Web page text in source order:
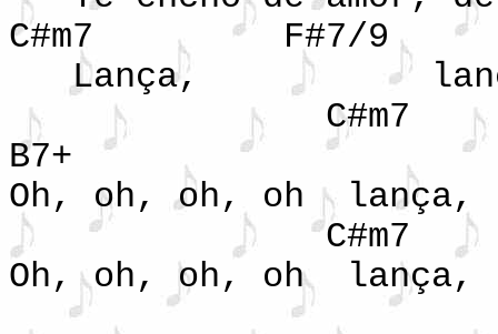
C#m7 F#7/
Lança, lança
C#m7
B7+
Oh, oh, oh, oh
C#m7
Oh, oh, oh, oh